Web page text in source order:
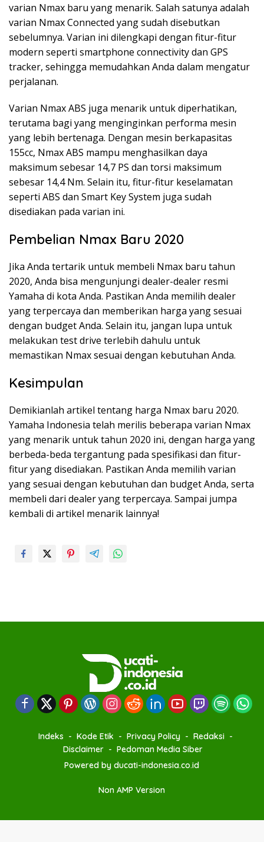
varian Nmax baru yang menarik. Salah satunya adalah
varian Nmax Connected yang sudah disebutkan
sebelumnya. Varian ini dilengkapi dengan fitur-fitur
modern seperti smartphone connectivity dan GPS
tracker, sehingga memudahkan Anda dalam mengatur
perjalanan.
Varian Nmax ABS juga menarik untuk diperhatikan,
terutama bagi yang menginginkan performa mesin
yang lebih bertenaga. Dengan mesin berkapasitas
155cc, Nmax ABS mampu menghasilkan daya
maksimum sebesar 14,7 PS dan torsi maksimum
sebesar 14,4 Nm. Selain itu, fitur-fitur keselamatan
seperti ABS dan Smart Key System juga sudah
disediakan pada varian ini.
Pembelian Nmax Baru 2020
Jika Anda tertarik untuk membeli Nmax baru tahun
2020, Anda bisa mengunjungi dealer-dealer resmi
Yamaha di kota Anda. Pastikan Anda memilih dealer
yang terpercaya dan memberikan harga yang sesuai
dengan budget Anda. Selain itu, jangan lupa untuk
melakukan test drive terlebih dahulu untuk
memastikan Nmax sesuai dengan kebutuhan Anda.
Kesimpulan
Demikianlah artikel tentang harga Nmax baru 2020.
Yamaha Indonesia telah merilis beberapa varian Nmax
yang menarik untuk tahun 2020 ini, dengan harga yang
berbeda-beda tergantung pada spesifikasi dan fitur-
fitur yang disediakan. Pastikan Anda memilih varian
yang sesuai dengan kebutuhan dan budget Anda, serta
membeli dari dealer yang terpercaya. Sampai jumpa
kembali di artikel menarik lainnya!
Indeks Kode Etik Privacy Policy
Redaksi
Disclaimer
Pedoman Media Siber
Powered by ducati-indonesia.co.id
Non AMP Version